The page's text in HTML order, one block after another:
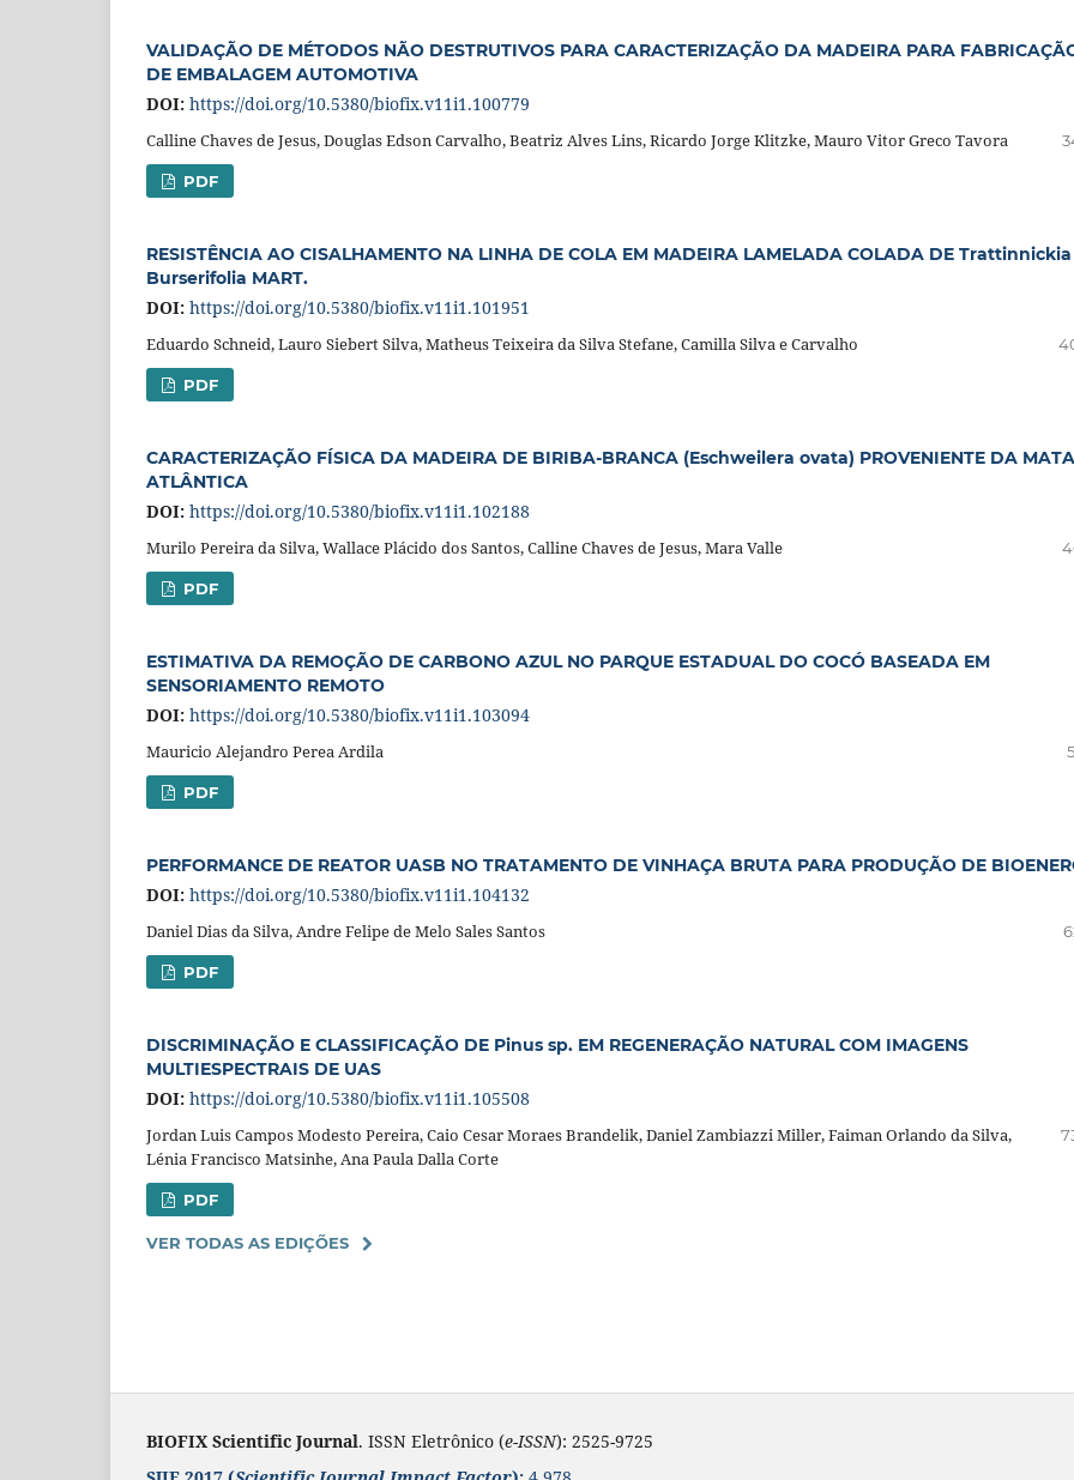
VALIDAÇÃO DE MÉTODOS NÃO DESTRUTIVOS PARA CARACTERIZAÇÃO DA MADEIRA PARA
DE EMBALAGEM AUTOMOTIVA
DOI: https://doi.org/10.5380/biofix.v11i1.100779
Calline Chaves de Jesus, Douglas Edson Carvalho, Beatriz Alves Lins, Ricardo Jorge Klitzke, Mauro Vitor Greco Tavora
PDF
RESISTÊNCIA AO CISALHAMENTO NA LINHA DE COLA EM MADEIRA LAMELADA COLADA DE Trattinnickia
Burserifolia MART.
DOI: https://doi.org/10.5380/biofix.v11i1.101951
Eduardo Schneid, Lauro Siebert Silva, Matheus Teixeira da Silva Stefane, Camilla Silva e Carvalho
PDF
CARACTERIZAÇÃO FÍSICA DA MADEIRA DE BIRIBA-BRANCA (Eschweilera ovata) PROVENIENTE DA MATA
ATLÂNTICA
DOI: https://doi.org/10.5380/biofix.v11i1.102188
Murilo Pereira da Silva, Wallace Plácido dos Santos, Calline Chaves de Jesus, Mara Valle
PDF
ESTIMATIVA DA REMOÇÃO DE CARBONO AZUL NO PARQUE ESTADUAL DO COCÓ BASEADA EM
SENSORIAMENTO REMOTO
DOI: https://doi.org/10.5380/biofix.v11i1.103094
Mauricio Alejandro Perea Ardila
PDF
PERFORMANCE DE REATOR UASB NO TRATAMENTO DE VINHAÇA BRUTA PARA PRODUÇÃO DE
DOI: https://doi.org/10.5380/biofix.v11i1.104132
Daniel Dias da Silva, Andre Felipe de Melo Sales Santos
PDF
DISCRIMINAÇÃO E CLASSIFICAÇÃO DE Pinus sp. EM REGENERAÇÃO NATURAL COM IMAGENS
MULTIESPECTRAIS DE UAS
DOI: https://doi.org/10.5380/biofix.v11i1.105508
Jordan Luis Campos Modesto Pereira, Caio Cesar Moraes Brandelik, Daniel Zambiazzi Miller, Faiman Orlando da Silva,
Lénia Francisco Matsinhe, Ana Paula Dalla Corte
PDF
VER TODAS AS EDIÇÕES
BIOFIX Scientific Journal. ISSN Eletrônico (e-ISSN): 2525-9725